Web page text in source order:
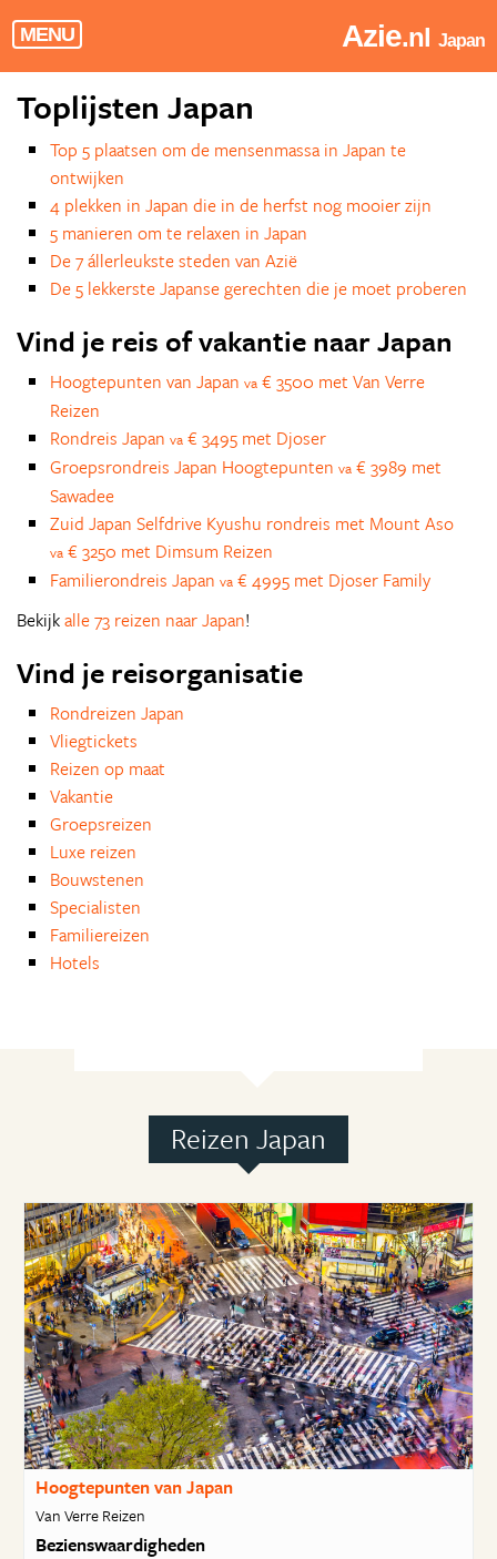
MENU Azie.nl Japan
Toplijsten Japan
Top 5 plaatsen om de mensenmassa in Japan te
ontwijken
4 plekken in Japan die in de herfst nog mooier zijn
5 manieren om te relaxen in Japan
De 7 állerleukste steden van Azië
De 5 lekkerste Japanse gerechten die je moet proberen
Vind je reis of vakantie naar Japan
Hoogtepunten van Japan va € 3500 met Van Verre
Reizen
Rondreis Japan va € 3495 met Djoser
Groepsrondreis Japan Hoogtepunten va € 3989 met
Sawadee
Zuid Japan Selfdrive Kyushu rondreis met Mount Aso
va € 3250 met Dimsum Reizen
Familierondreis Japan va € 4995 met Djoser Family
Bekijkalle 73 reizen naar Japan!
Vind je reisorganisatie
Rondreizen Japan
Vliegtickets
Reizen op maat
Vakantie
Groepsreizen
Luxe reizen
Bouwstenen
Specialisten
Familiereizen
Hotels
Reizen Japan
Hoogtepunten van Japan
Van Verre Reizen
Bezienswaardigheden